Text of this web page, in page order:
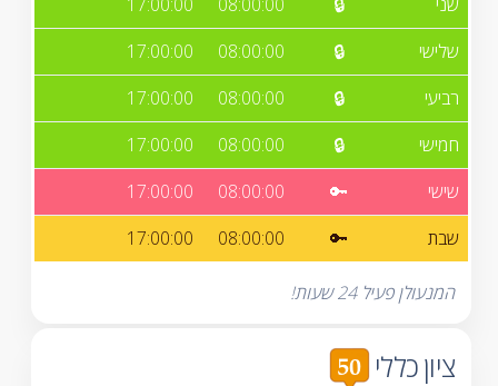
שלישי
🔒
08:00:00
17:00:00
רביעי
🔒
08:00:00
17:00:00
חמישי
🔒
08:00:00
17:00:00
שישי
🔑
08:00:00
17:00:00
שבת
🔑
08:00:00
17:00:00
המנעולן פעיל 24 שעות!
ציון כללי